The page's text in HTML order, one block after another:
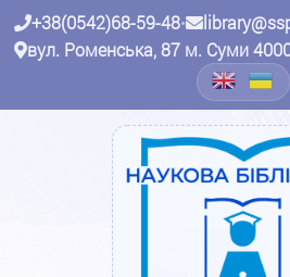
+38(0542)68-59-48•
вул. Роменська, 87 м. Суми